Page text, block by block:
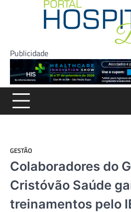
Publicidade
GESTÃO
Colaboradores do
Cristóvão Saúde
treinamentos pelo